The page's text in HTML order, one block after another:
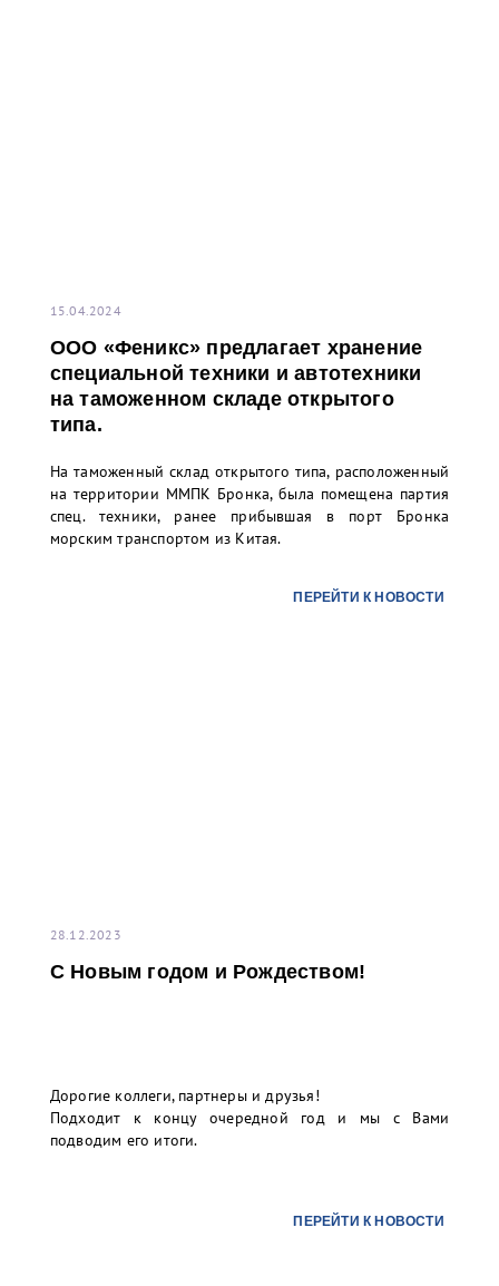
15.04.2024
ООО «Феникс» предлагает хранение
специальной техники и автотехники
на таможенном складе открытого
типа.
На таможенный склад открытого типа, расположенный
на территории ММПК Бронка, была помещена партия
спец. техники, ранее прибывшая в порт Бронка
морским транспортом из Китая.
ПЕРЕЙТИ К НОВОСТИ
28.12.2023
С Новым годом и Рождеством!
Дорогие коллеги, партнеры и друзья!
Подходит к концу очередной год и мы с Вами
подводим его итоги.
ПЕРЕЙТИ К НОВОСТИ